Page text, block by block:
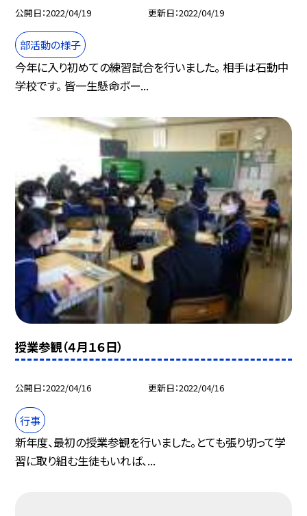
公開日 2022/04/19 更新日 2022/04/19
部活動の様子
今年に入り初めての練習試合を行いました。 相手は石動中
学校です。 皆一生懸命ボー...
授業参観（４月１６日）
公開日 2022/04/16 更新日 2022/04/16
行事
新年度、最初の授業参観を行いました。とても張り切って学
習に取り組む生徒もいれば、...